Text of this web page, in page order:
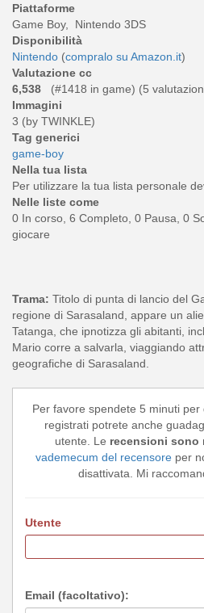
Piattaforme
Game Boy, Nintendo 3DS
Disponibilità
Nintendo (compralo su Amazon.it)
Valutazione cc
6,538
(#1418 in game) (5
Immagini
3 (by TWINKLE)
Tag generici
game-boy
Nella tua lista
Per utilizzare la tua lista personale
Nelle liste come
0 In corso, 6 Completo, 0 Pausa, 0
giocare
Trama: Titolo di punta di lancio del
regione di Sarasaland, appare un
Tatanga, che ipnotizza gli abitanti,
Mario corre a salvarla, viaggiando
geografiche di Sarasaland.
Per favore spendete 5 minuti
registrati potrete anche
utente. Le recensioni sono
vademecum del recensoreper
disattivata. Mi
Utente
Email (facoltativo):